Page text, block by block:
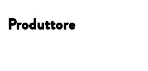
Produttore